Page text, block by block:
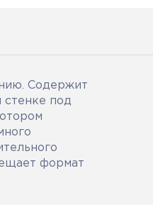
Содержит
стенке под
формат